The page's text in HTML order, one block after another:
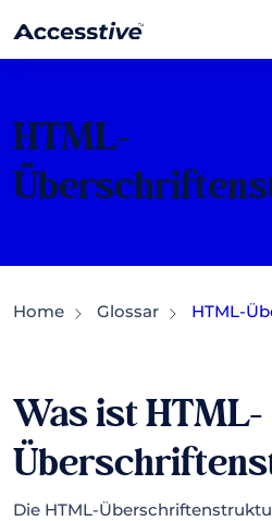
HTML-
Home Glossar HTML-
Was ist HTML-
Die HTML-